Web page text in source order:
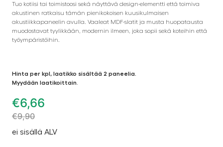
Tuo kotiisi tai toimistoosi sekä näyttävä design-elementti että toimiva
akustinen ratkaisu tämän pienikokoisen kuusikulmaisen
akustiikkapaneelin avulla. Vaaleat MDF-slatit ja musta huopatausta
muodostavat tyylikkään, modernin ilmeen, joka sopii sekä koteihin että
työympäristöihin.
Hinta per kpl, laatikko sisältää 2 paneelia.
Myydään laatikoittain
€6,66
€9,90
ei sisällä ALV